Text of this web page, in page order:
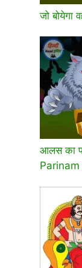
जो बोयेगा
आलस का